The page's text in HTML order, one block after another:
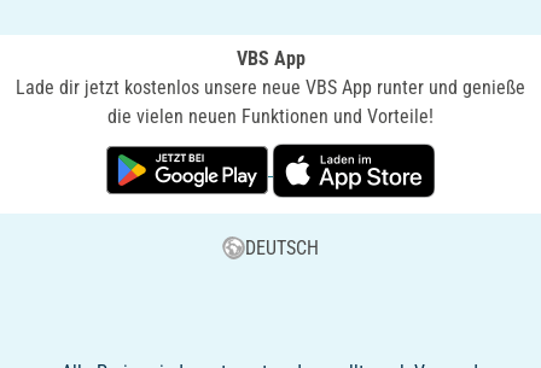
VBS App
Lade dir jetzt kostenlos unsere neue VBS App runter und genieße
die vielen neuen Funktionen und Vorteile!
DEUTSCH